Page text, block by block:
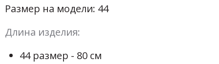
Размер на модели: 44
Длина изделия:
44 размер - 80 см